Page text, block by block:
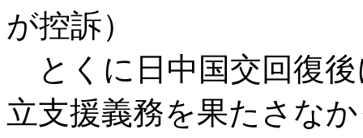
が控訴）
とくに日中国交回復後
立支援義務を果たさな